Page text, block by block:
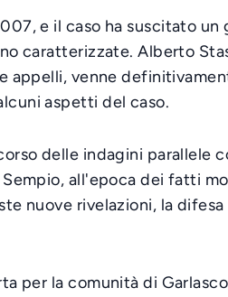
e il caso ha suscitato
caratterizzate. Alberto
appelli, venne
aspetti del caso.
delle indagini parallele
all'epoca dei fatti
nuove rivelazioni, la
per la comunità di